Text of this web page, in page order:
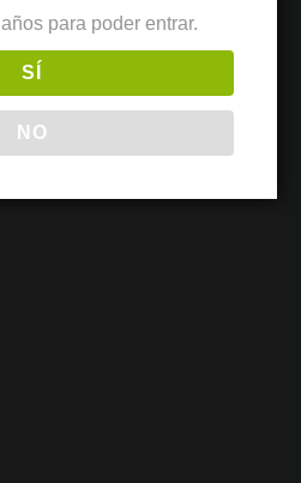
años para poder entrar.
SÍ
NO